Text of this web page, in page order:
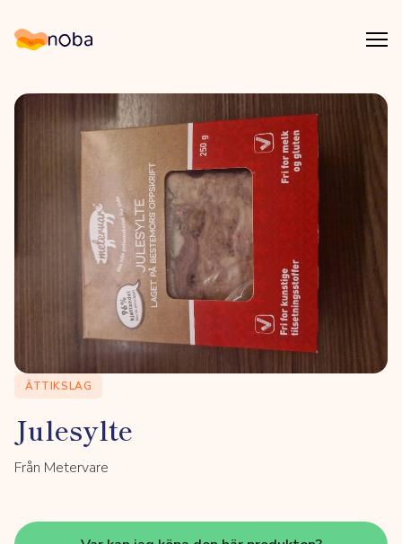
Noba
ÄTTIKSLAG
Julesylte
Från Metervare